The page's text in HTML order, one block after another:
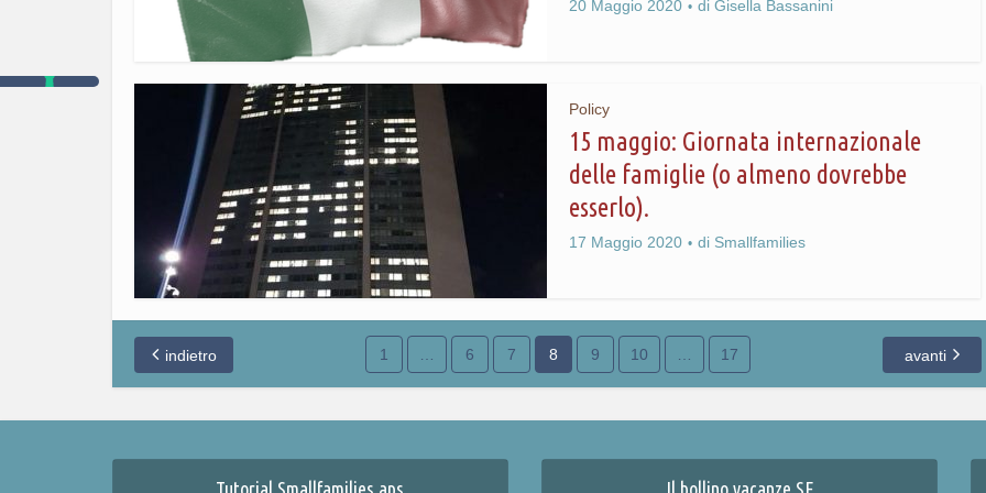
20 Maggio 2020 di Gisella Bassanini
Policy
15 maggio: Giornata internazionale
delle famiglie (o almeno dovrebbe
esserlo).
17 Maggio 2020 di Smallfamilies
indietro 1 6 7 8 9 10 17 avanti
Tutorial Smallfamilies aps Il bollino vacanze SF